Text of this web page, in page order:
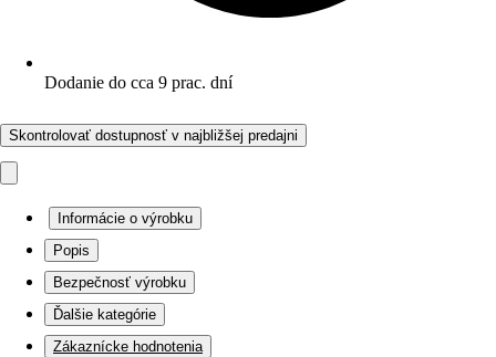
Dodanie do cca 9 prac. dní
Skontrolovať dostupnosť v najbližšej predajni
Informácie o výrobku
Popis
Bezpečnosť výrobku
Ďalšie kategórie
Zákaznícke hodnotenia